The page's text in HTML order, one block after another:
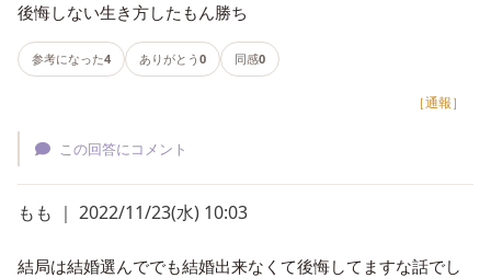
後悔しない生き方したもん勝ち
参考になった4 ありがとう 0 同感0
［通報］
この回答にコメント
もも ｜ 2022/11/23(水) 10:03
結局は結婚選んででも結婚出来なくて後悔してますな話でし